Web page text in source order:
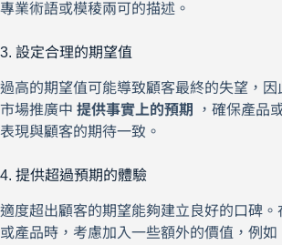
專業術語或模稜兩可的描述。
3. 設定合理的期望值
過高的期望值可能導致顧客最終的失望，因
市場推廣中 提供事實上的預期
，確保產品
表現與顧客的期待一致。
4. 提供超過預期的體驗
適度超出顧客的期望能夠建立良好的口碑。
或產品時，考慮加入一些額外的價值，例如